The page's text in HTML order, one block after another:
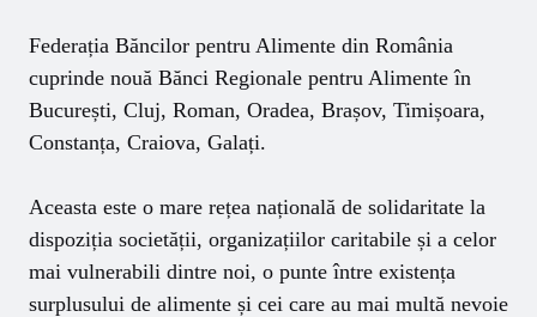
Federația Băncilor pentru Alimente din România
cuprinde nouă Bănci Regionale pentru Alimente în
București, Cluj, Roman, Oradea, Brașov, Timișoara,
Constanța, Craiova, Galați.
Aceasta este o mare rețea națională de solidaritate la
dispoziția societății, organizațiilor caritabile și a celor
mai vulnerabili dintre noi, o punte între existența
surplusului de alimente și cei care au mai multă nevoie